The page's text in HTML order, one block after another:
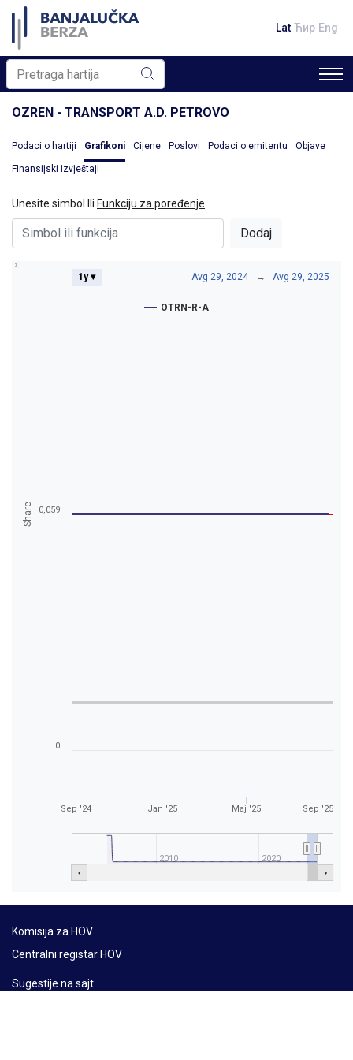
Lat Ћир Eng
OZREN - TRANSPORT A.D. PETROVO
Podaci o hartiji Grafikoni Cijene Poslovi Podaci o emitentu Objave
Finansijski izvještaji
Unesite simbol Ili Funkciju za poređenje
Dodaj
Share
1y ▾ Avg 29, 2024 → Avg 29, 2025
OTRN-R-A
Sep '24 Jan '25 Maj '25 Sep '25
2010 2020
0,059
0
Komisija za HOV
Centralni registar HOV
Sugestije na sajt